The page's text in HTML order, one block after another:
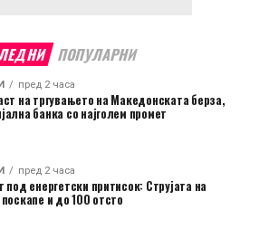
ПОПУЛАРНИ
пред 2 часа
на тргувањето на Македонската берза,
банка со најголем промет
пред 2 часа
под енергетски притисок: Струјата на
и до 100 отсто